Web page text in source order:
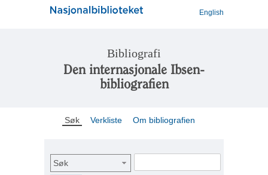
English
Bibliografi
Den internasjonale Ibsen-
bibliografien
Søk Verkliste Om bibliografien
Søk